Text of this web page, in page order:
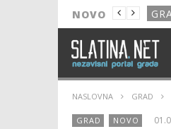
NOVO
NASLOVNA GRAD
GRAD NOVO